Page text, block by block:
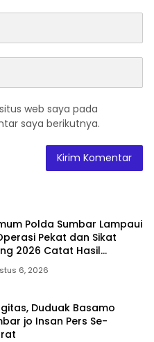
web saya pada
saya berikutnya.
Polda Sumbar Lampaui
Pekat dan Sikat
2026 Catat Hasil
6, 2026
Duduak Basamo
jo Insan Pers Se-